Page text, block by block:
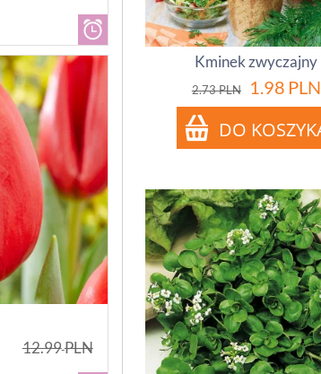
12.99PLN
Kminek zwyczajny
2.73PLN 1.98 PLN